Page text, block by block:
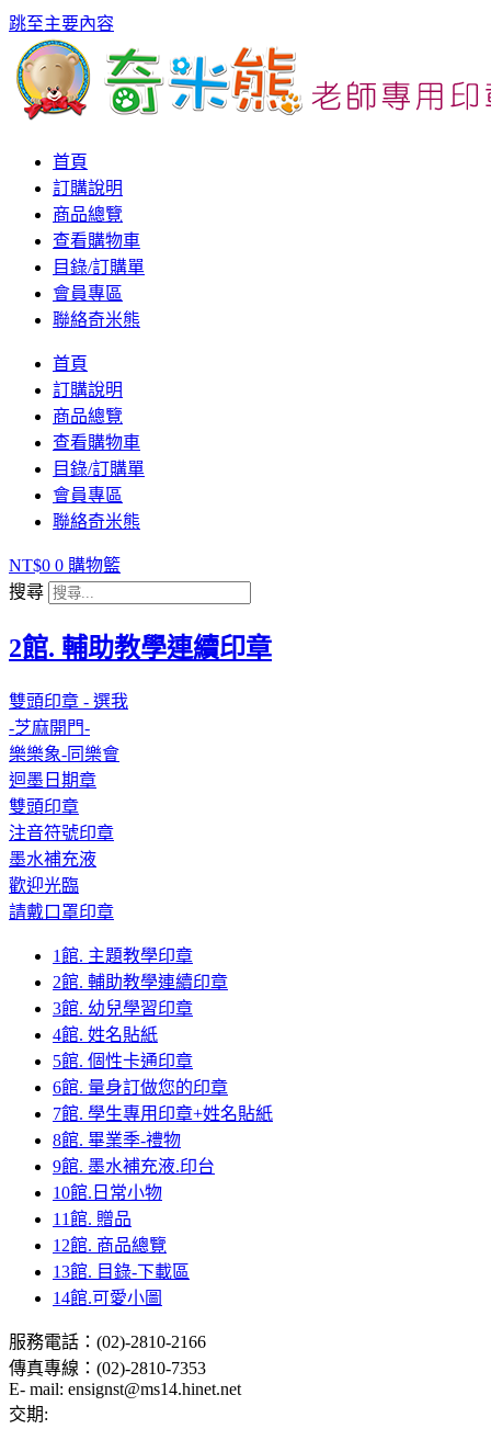
跳至主要內容
首頁
訂購說明
商品總覽
查看購物車
目錄/訂購單
會員專區
聯絡奇米熊
首頁
訂購說明
商品總覽
查看購物車
目錄/訂購單
會員專區
聯絡奇米熊
NT$0 0 購物籃
搜尋
2館. 輔助教學連續印章
雙頭印章 - 選我
-芝麻開門-
樂樂象-同樂會
迴墨日期章
雙頭印章
注音符號印章
墨水補充液
歡迎光臨
請戴口罩印章
1館. 主題教學印章
2館. 輔助教學連續印章
3館. 幼兒學習印章
4館. 姓名貼紙
5館. 個性卡通印章
6館. 量身訂做您的印章
7館. 學生專用印章+姓名貼紙
8館. 畢業季-禮物
9館. 墨水補充液.印台
10館.日常小物
11館. 贈品
12館. 商品總覽
13館. 目錄-下載區
14館.可愛小圖
服務電話：(02)-2810-2166
傳真專線：(02)-2810-7353
E- mail: ensignst@ms14.hinet.net
交期: